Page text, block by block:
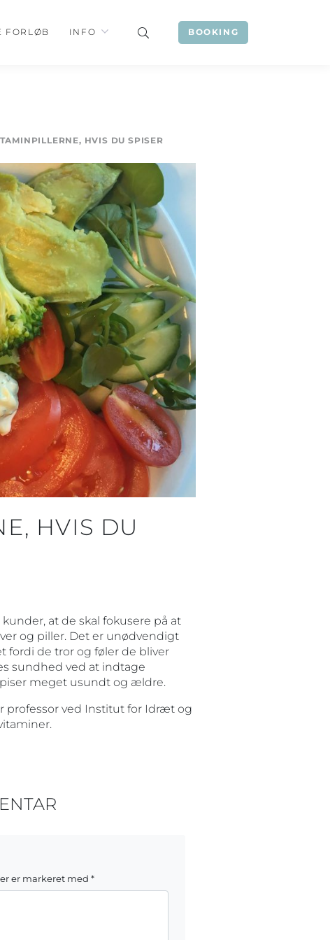
BOOKING
FORLØB INFO
HVIS DU SPISER
HVIS DU
at de skal fokusere på at
og piller. Det er unødvendigt
de tror og føler de bliver
sundhed ved at indtage
meget usundt og ældre.
professor ved Institut for Idræt og
er markeret med *